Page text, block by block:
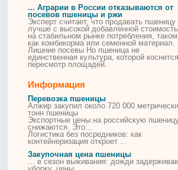
... Аграрии в России отказываются от
посевов пшеницы и ржи
Эксперт считает, что продавать пшеницу
лучше с высокой добавленной
на стабильном рынке потребления, таком
как комбикорма или семенной материал.
Лишние посевы Но пшеница не
единственная культура, которой коснется
пересмотр площадей.
Информация
Перевозка пшеницы
Алжир закупил около 720 000
тонн пшеницы
Экспортные цены на российскую
снижаются. Это...
Логистика без посредников: как
контейнеризация откроет ...
Закупочная цена пшеницы
... в сезон выживания: дожди